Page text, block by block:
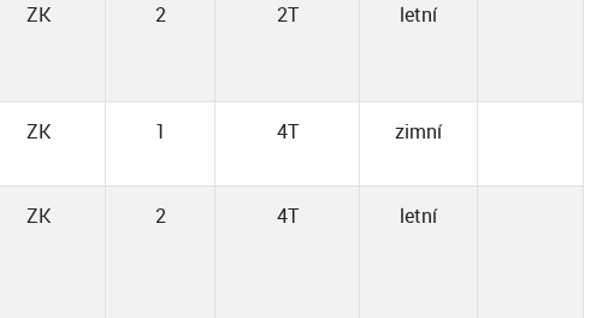
ZK 2 2T letní
ZK 1 4T zimní
ZK 2 4T letní